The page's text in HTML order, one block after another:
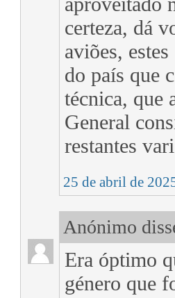
certeza, dá
aviões,
do país que
técnica, que
General
restantes
25 de abril de
Anónimo
Era óptimo
género que